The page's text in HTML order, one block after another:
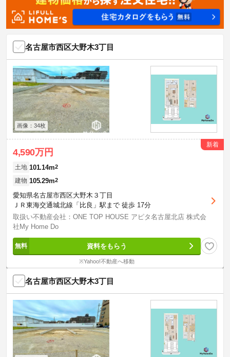
名古屋市西区大野木3丁目
画像：34枚
4,590万円
新着
土地 101.14m2
建物 105.29m2
愛知県名古屋市西区大野木３丁目
ＪＲ東海交通城北線「比良」駅まで 徒歩 17分
取扱い不動産会社：ONE TOP HOUSE アピタ名古屋北店 株式会
社My Home Do
資料をもらう
※Yahoo!不動産へ移動
名古屋市西区大野木3丁目